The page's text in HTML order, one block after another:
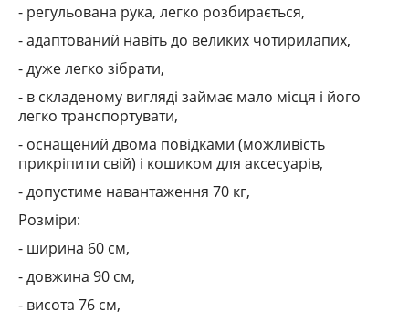
- регульована рука, легко розбирається,
- адаптований навіть до великих чотирилапих,
- дуже легко зібрати,
- в складеному вигляді займає мало місця і його
легко транспортувати,
- оснащений двома повідками (можливість
прикріпити свій) і кошиком для аксесуарів,
- допустиме навантаження 70 кг,
Розміри:
- ширина 60 см,
- довжина 90 см,
- висота 76 см,